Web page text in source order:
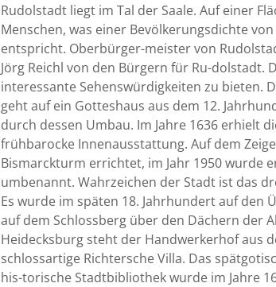
Rudolstadt liegt im Tal der Saale. Auf einer
Menschen, was einer Bevölkerungsdichte
entspricht. Oberbürger-meister von
Jörg Reichl von den Bürgern für Ru-dolstadt.
interessante Sehenswürdigkeiten zu bieten.
geht auf ein Gotteshaus aus dem 12.
durch dessen Umbau. Im Jahre 1636 erhielt
frühbarocke Innenausstattung. Auf dem
Bismarckturm errichtet, im Jahr 1950 wurde
umbenannt. Wahrzeichen der Stadt ist das
Es wurde im späten 18. Jahrhundert auf den
auf dem Schlossberg über den Dächern der
Heidecksburg steht der Handwerkerhof aus
schlossartige Richtersche Villa. Das
his-torische Stadtbibliothek wurde im Jahre